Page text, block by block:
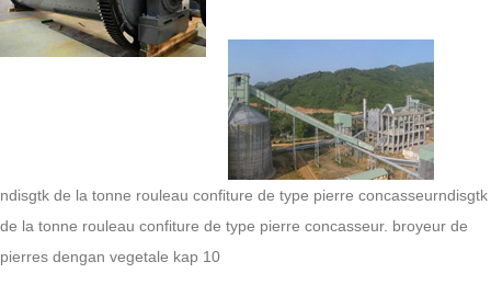
ndisgtk de la tonne rouleau confiture de type pierre concasseurndisgtk
de la tonne rouleau confiture de type pierre concasseur. broyeur de
pierres dengan vegetale kap 10